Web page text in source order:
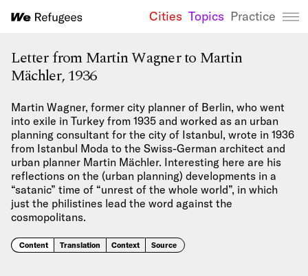
We
Cities Topics Practice
Letter from Martin Wagner to Martin
Mächler, 1936
Martin Wagner, former city planner of Berlin, who went
into exile in Turkey from 1935 and worked as an urban
planning consultant for the city of Istanbul, wrote in 1936
from Istanbul Moda to the Swiss-German architect and
urban planner Martin Mächler. Interesting here are his
reflections on the (urban planning) developments in a
“satanic” time of “unrest of the whole world”, in which
just the philistines lead the word against the
cosmopolitans.
Content Translation Context Source